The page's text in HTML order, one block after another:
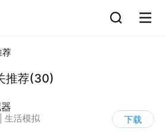
荐
推荐(30)
生活模拟
下载